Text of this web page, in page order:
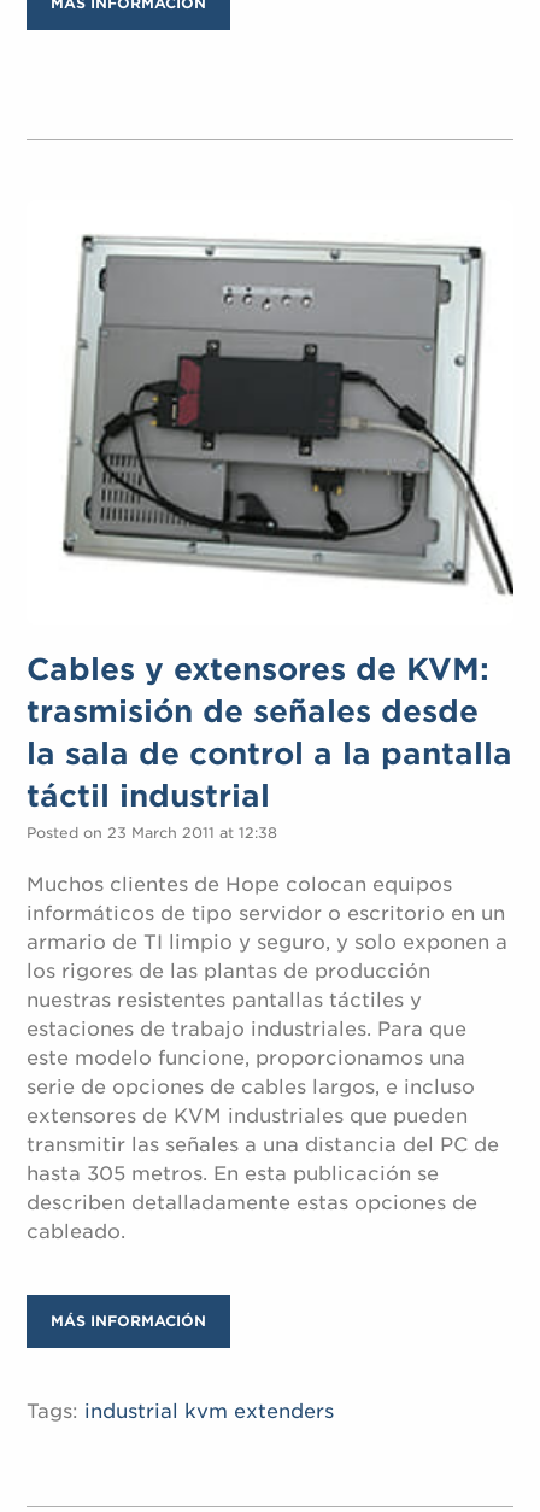
Cables y extensores de KVM:
trasmisión de señales desde
la sala de control a la pantalla
táctil industrial
Posted on 23 March 2011 at 12:38
Muchos clientes de Hope colocan equipos
informáticos de tipo servidor o escritorio en un
armario de TI limpio y seguro, y solo exponen a
los rigores de las plantas de producción
nuestras resistentes pantallas táctiles y
estaciones de trabajo industriales. Para que
este modelo funcione, proporcionamos una
serie de opciones de cables largos, e incluso
extensores de KVM industriales que pueden
transmitir las señales a una distancia del PC de
hasta 305 metros. En esta publicación se
describen detalladamente estas opciones de
cableado.
MÁS INFORMACIÓN
Tags: industrial kvm extenders